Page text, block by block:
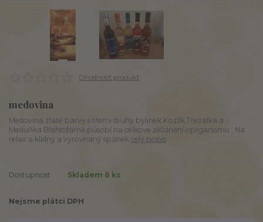
Ohodnotit produkt
medovina
Medovina zlaté barvy s třemi druhy bylinek Kozlík,Třezalka a
Meduňka Blahodárně působí na celkove zklidnění oprganismu , Na
relax a klidný a vyrovnaný spánek celý popis
Dostupnost Skladem 6 ks
Nejsme plátci DPH